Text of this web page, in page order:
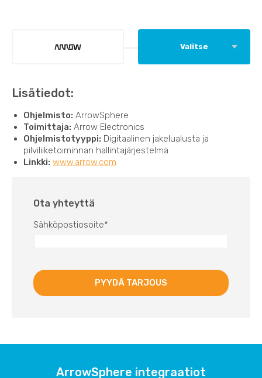
Valitse
Lisätiedot:
Ohjelmisto: ArrowSphere
Toimittaja: Arrow Electronics
Ohjelmistotyyppi: Digitaalinen jakelualusta ja
pilviliiketoiminnan hallintajärjestelmä
Linkki: www.arrow.com
Ota yhteyttä
Sähköpostiosoite*
ArrowSphere integraatiot